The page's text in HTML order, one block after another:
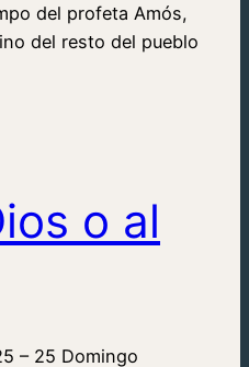
del profeta Amós,
del resto del pueblo
o al
– 25 Domingo